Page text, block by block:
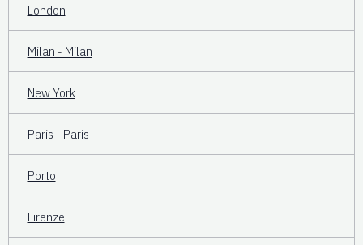
London
Milan - Milan
New York
Paris - Paris
Porto
Firenze